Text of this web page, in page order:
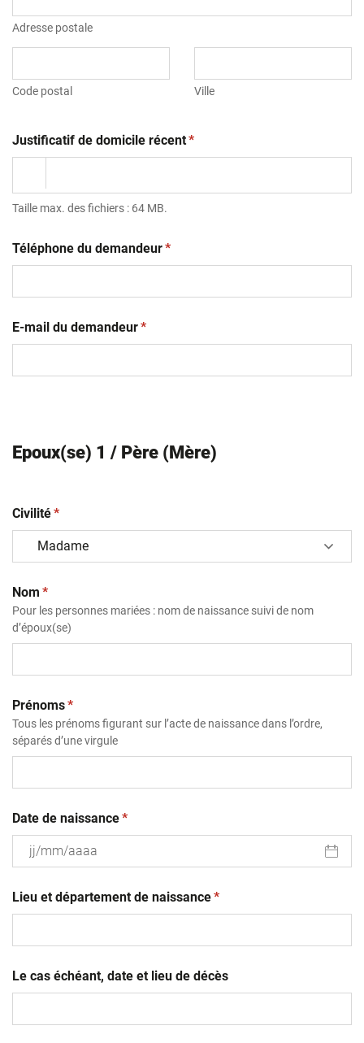
Adresse postale
Code postal Ville
Justificatif de domicile récent(obligatoire)
*
Taille max. des fichiers : 64 MB.
Téléphone du demandeur(obligatoire)
*
E-mail du demandeur(obligatoire)
*
Epoux(se) 1 / Père (Mère)
Civilité(obligatoire)
*
Nom (obligatoire)
*
Pour les personnes mariées : nom de naissance suivi de nom
d’époux(se)
Prénoms(obligatoire)
*
Tous les prénoms figurant sur l’acte de naissance dans l’ordre,
séparés d’une virgule
Date de naissance(obligatoire)
*
slash
MM
Lieu et département de naissance(obligatoire)
*
Le cas échéant, date et lieu de décès